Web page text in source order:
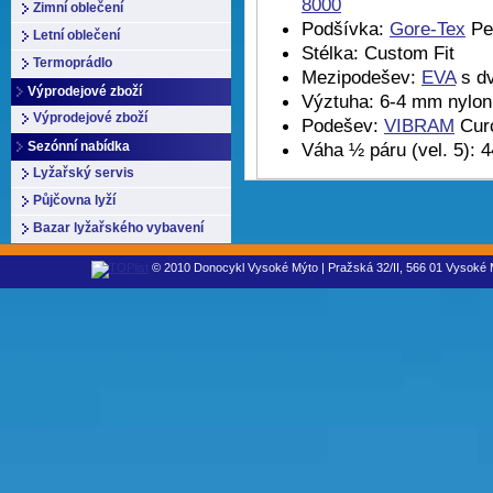
Zimní oblečení
Letní oblečení
Termoprádlo
Výprodejové zboží
Výprodejové zboží
Sezónní nabídka
Lyžařský servis
Půjčovna lyží
Bazar lyžařského vybavení
8000
Podšívka: Gore-Tex
Stélka: Custom Fit
Mezipodešev: EVAs
Výztuha: 6-4 mm
Podešev: VIBRAM
Váha ½ páru (vel. 5):
© 2010 Donocykl Vysoké Mýto | Pražská 32/II, 566 01 Vysoké